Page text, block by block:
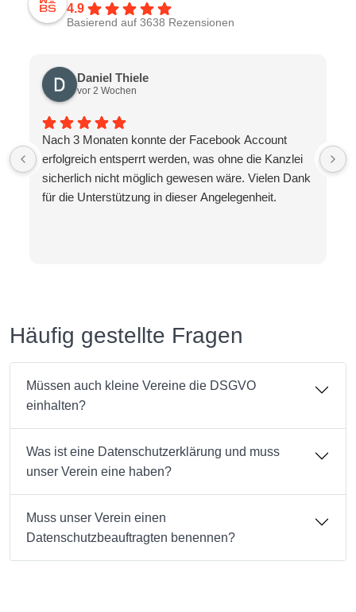
4.9
Basierend auf 3638 Rezensionen
Daniel Thiele
vor 2 Wochen
Nach 3 Monaten konnte der Facebook Account
erfolgreich entsperrt werden, was ohne die Kanzlei
sicherlich nicht möglich gewesen wäre. Vielen Dank
für die Unterstützung in dieser Angelegenheit.
Häufig gestellte Fragen
Müssen auch kleine Vereine die DSGVO
einhalten?
Was ist eine Datenschutzerklärung und muss
unser Verein eine haben?
Muss unser Verein einen
Datenschutzbeauftragten benennen?